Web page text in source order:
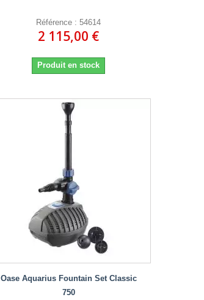
Référence : 54614
2 115,00 €
Produit en stock
Oase Aquarius Fountain Set Classic
750